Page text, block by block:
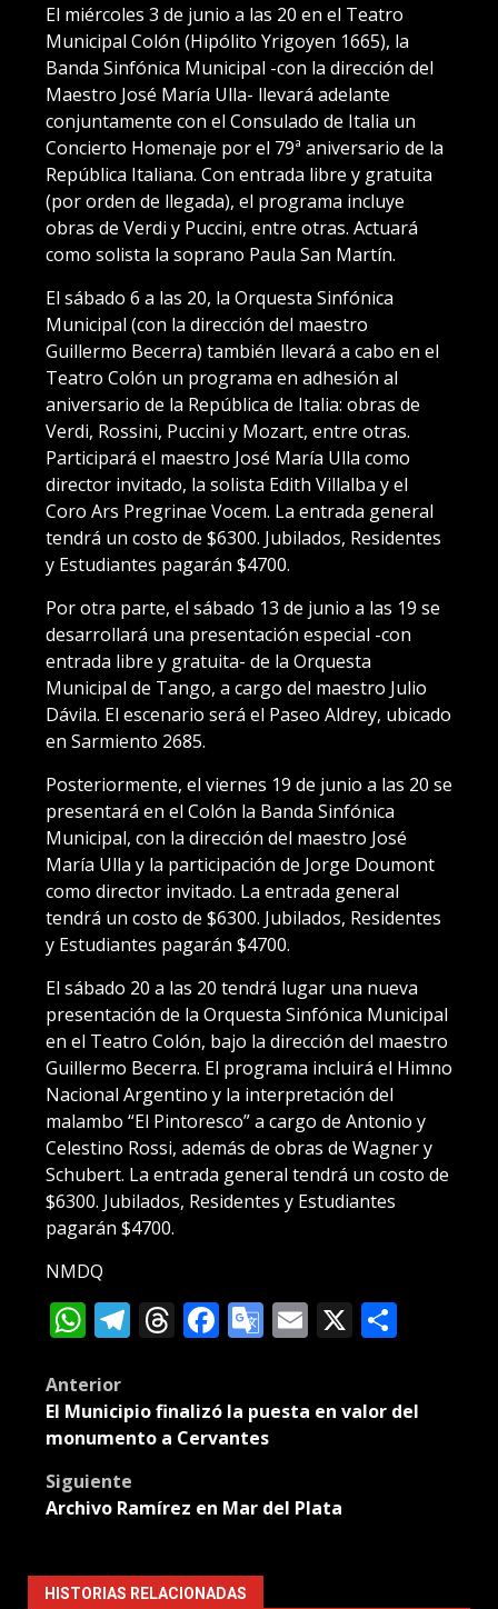
El miércoles 3 de junio a las 20 en el Teatro
Municipal Colón (Hipólito Yrigoyen 1665), la
Banda Sinfónica Municipal -con la dirección del
Maestro José María Ulla- llevará adelante
conjuntamente con el Consulado de Italia un
Concierto Homenaje por el 79ª aniversario de la
República Italiana. Con entrada libre y gratuita
(por orden de llegada), el programa incluye
obras de Verdi y Puccini, entre otras. Actuará
como solista la soprano Paula San Martín.
El sábado 6 a las 20, la Orquesta Sinfónica
Municipal (con la dirección del maestro
Guillermo Becerra) también llevará a cabo en el
Teatro Colón un programa en adhesión al
aniversario de la República de Italia: obras de
Verdi, Rossini, Puccini y Mozart, entre otras.
Participará el maestro José María Ulla como
director invitado, la solista Edith Villalba y el
Coro Ars Pregrinae Vocem. La entrada general
tendrá un costo de $6300. Jubilados, Residentes
y Estudiantes pagarán $4700.
Por otra parte, el sábado 13 de junio a las 19 se
desarrollará una presentación especial -con
entrada libre y gratuita- de la Orquesta
Municipal de Tango, a cargo del maestro Julio
Dávila. El escenario será el Paseo Aldrey, ubicado
en Sarmiento 2685.
Posteriormente, el viernes 19 de junio a las 20 se
presentará en el Colón la Banda Sinfónica
Municipal, con la dirección del maestro José
María Ulla y la participación de Jorge Doumont
como director invitado. La entrada general
tendrá un costo de $6300. Jubilados, Residentes
y Estudiantes pagarán $4700.
El sábado 20 a las 20 tendrá lugar una nueva
presentación de la Orquesta Sinfónica Municipal
en el Teatro Colón, bajo la dirección del maestro
Guillermo Becerra. El programa incluirá el Himno
Nacional Argentino y la interpretación del
malambo “El Pintoresco” a cargo de Antonio y
Celestino Rossi, además de obras de Wagner y
Schubert. La entrada general tendrá un costo de
$6300. Jubilados, Residentes y Estudiantes
pagarán $4700.
NMDQ
WhatsApp
Telegram
Threads
Facebook
Google
Translate
Email
X
Post
navigation
Anterior
El Municipio finalizó la puesta en valor del
monumento a Cervantes
Siguiente
Archivo Ramírez en Mar del Plata
HISTORIAS RELACIONADAS